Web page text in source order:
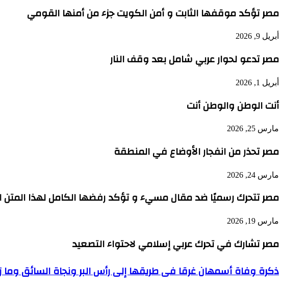
مصر تؤكد موقفها الثابت و أمن الكويت جزء من أمنها القومي
أبريل 9, 2026
مصر تدعو لحوار عربي شامل بعد وقف النار
أبريل 1, 2026
أنت الوطن والوطن أنت
مارس 25, 2026
مصر تحذر من انفجار الأوضاع في المنطقة
مارس 24, 2026
مصر تتحرك رسميًا ضد مقال مسيء و تؤكد رفضها الكامل لهذا
مارس 19, 2026
مصر تشارك في تحرك عربي إسلامي لاحتواء التصعيد
ذكرة
وفاة
ذكرة وفاة أسمهان غرقا فى طريقها إلى رأس البر ونجاة السائق